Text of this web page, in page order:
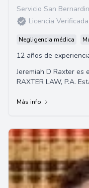
Servicio San
Licencia Verificada
Negligencia médica
12 años de
Jeremiah D Raxter es
RAXTER LAW, P.A.
Más info